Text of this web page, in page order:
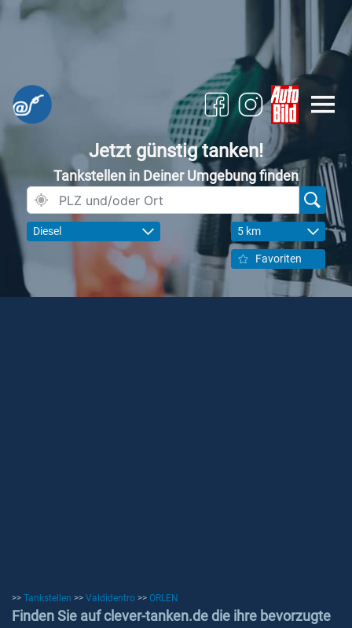
Jetzt günstig tanken!
Tankstellen in Deiner Umgebung finden
Diesel 5 km
Favoriten
>> Tankstellen >> Valdidentro >> ORLEN
Finden Sie auf clever-tanken.de die ihre bevorzugte